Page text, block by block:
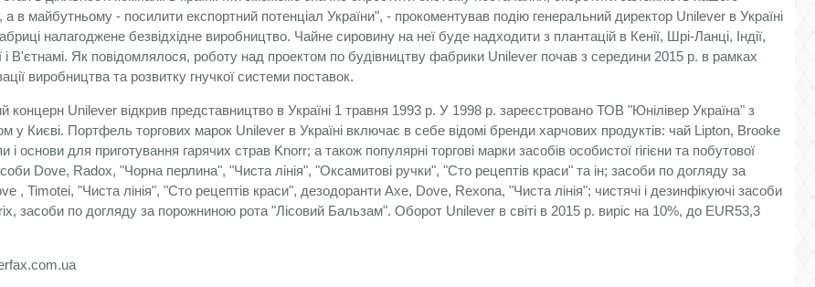
а в майбутньому - посилити експортний потенціал України", - прокоментував подію генеральний директор Unilever в Україні
налагоджене безвідхідне виробництво. Чайне сировину на неї буде надходити з плантацій в Кенії, Шрі-Ланці, Індії,
і В'єтнамі. Як повідомлялося, роботу над проектом по будівництву фабрики Unilever почав з середини 2015 р. в рамках
виробництва та розвитку гнучкої системи поставок.
концерн Unilever відкрив представництво в Україні 1 травня 1993 р. У 1998 р. зареєстровано ТОВ "Юнілівер Україна" з
у Києві. Портфель торгових марок Unilever в Україні включає в себе відомі бренди харчових продуктів: чай Lipton, Brooke
і основи для приготування гарячих страв Knorr; а також популярні торгові марки засобів особистої гігієни та побутової
Dove, Radox, "Чорна перлина", "Чиста лінія", "Оксамитові ручки", "Сто рецептів краси" та ін; засоби по догляду за
, Timotei, "Чиста лінія", "Сто рецептів краси", дезодоранти Axe, Dove, Rexona, "Чиста лінія"; чистячі і дезинфікуючі засоби
засоби по догляду за порожниною рота "Лісовий Бальзам". Оборот Unilever в світі в 2015 р. виріс на 10%, до EUR53,3